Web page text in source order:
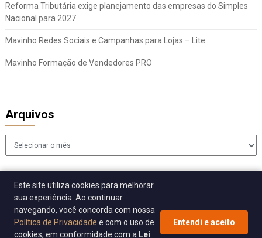
Reforma Tributária exige planejamento das empresas do Simples
Nacional para 2027
Mavinho Redes Sociais e Campanhas para Lojas – Lite
Mavinho Formação de Vendedores PRO
Arquivos
Arquivos
Este site utiliza cookies para melhorar
sua experiência. Ao continuar
navegando, você concorda com nossa
Política de Privacidade e com o uso de
cookies, em conformidade com a Lei
Entendi e aceito